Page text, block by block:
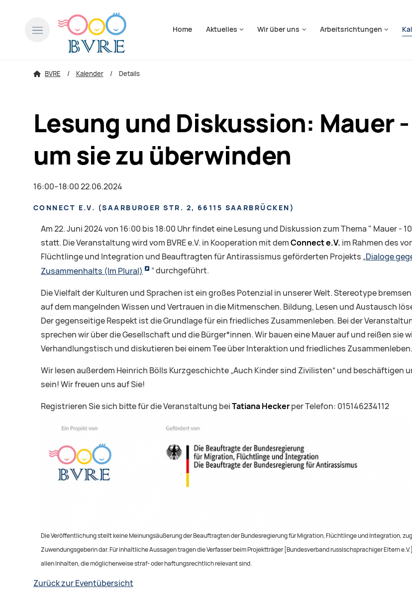
Home
Aktuelles Wir über uns Arbeitsrichtungen
BVRE Kalender Details
Lesung und Diskussion: Mauer
um sie zu überwinden
16:00–18:00 22.06.2024
CONNEСT E.V. (SAARBURGER STR. 2, 66115 SAARBRÜCKEN)
Am 22. Juni 2024 von 16:00 bis 18:00 Uhr findet eine Lesung und Diskussion zum Thema " Mauer -
statt. Die Veranstaltung wird vom BVRE e.V. in Kooperation mit demConnect e.V. im Rahmen des
Flüchtlinge und Integration und Beauftragten für Antirassismus geförderten Projekts „Dialoge
Zusammenhalts (Im Plural)
” durchgeführt.
Die Vielfalt der Kulturen und Sprachen ist ein großes Potenzial in unserer Welt. Stereotype
auf dem mangelnden Wissen und Vertrauen in die Mitmenschen. Bildung, Lesen und Austausch
Der gegenseitige Respekt ist die Grundlage für ein friedliches Zusammenleben. Bei der
sprechen wir über die Gesellschaft und die Bürger*innen. Wir bauen eine Mauer auf und reißen sie
Verhandlungstisch und diskutieren bei einem Tee über Interaktion und friedliches Zusammenleben.
Wir lesen außerdem Heinrich Bölls Kurzgeschichte „Auch Kinder sind Zivilisten“ und beschäftigen
sein! Wir freuen uns auf Sie!
Registrieren Sie sich bitte für die Veranstaltung beiTatiana Heckerper Telefon: 015146234112
Die Veröffentlichung stellt keine Meinungsäußerung der Beauftragten der Bundesregierung für Migration, Flüchtlinge und Integration,
Zuwendungsgeberin dar. Für inhaltliche Aussagen tragen die Verfasser beim Projektträger [Bundesverband russischsprachiger Eltern
allen Inhalten, die möglicherweise straf- oder haftungsrechtlich relevant sind.
Zurück zur Eventübersicht